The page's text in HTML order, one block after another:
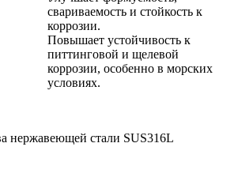
свариваемость и стойкость к
коррозии.
Повышает устойчивость к
питтинговой и щелевой
коррозии, особенно в морских
условиях.
нержавеющей стали SUS316L